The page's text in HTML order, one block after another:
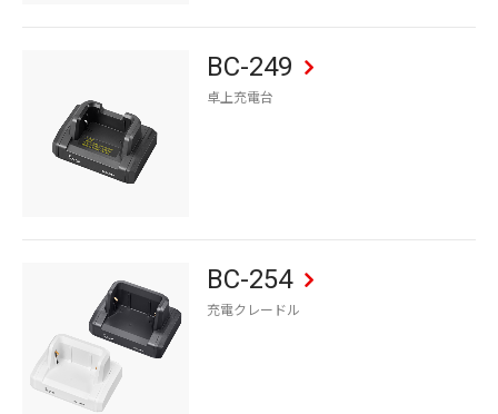
BC-249
卓上充電台
BC-254
充電クレードル